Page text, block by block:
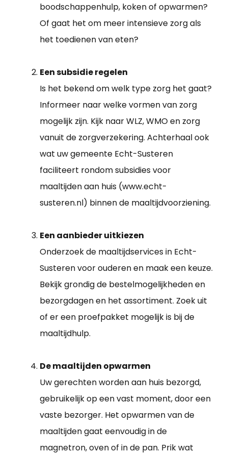
boodschappenhulp, koken of opwarmen?
Of gaat het om meer intensieve zorg als
het toedienen van eten?
Een subsidie regelen
Is het bekend om welk type zorg het gaat?
Informeer naar welke vormen van zorg
mogelijk zijn. Kijk naar WLZ, WMO en zorg
vanuit de zorgverzekering. Achterhaal ook
wat uw gemeente Echt-Susteren
faciliteert rondom subsidies voor
maaltijden aan huis (www.echt-
susteren.nl) binnen de maaltijdvoorziening.
Een aanbieder uitkiezen
Onderzoek de maaltijdservices in Echt-
Susteren voor ouderen en maak een keuze.
Bekijk grondig de bestelmogelijkheden en
bezorgdagen en het assortiment. Zoek uit
of er een proefpakket mogelijk is bij de
maaltijdhulp.
De maaltijden opwarmen
Uw gerechten worden aan huis bezorgd,
gebruikelijk op een vast moment, door een
vaste bezorger. Het opwarmen van de
maaltijden gaat eenvoudig in de
magnetron, oven of in de pan. Prik wat